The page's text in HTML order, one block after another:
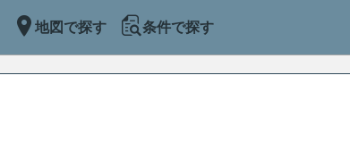
地図で探す 条件で探す